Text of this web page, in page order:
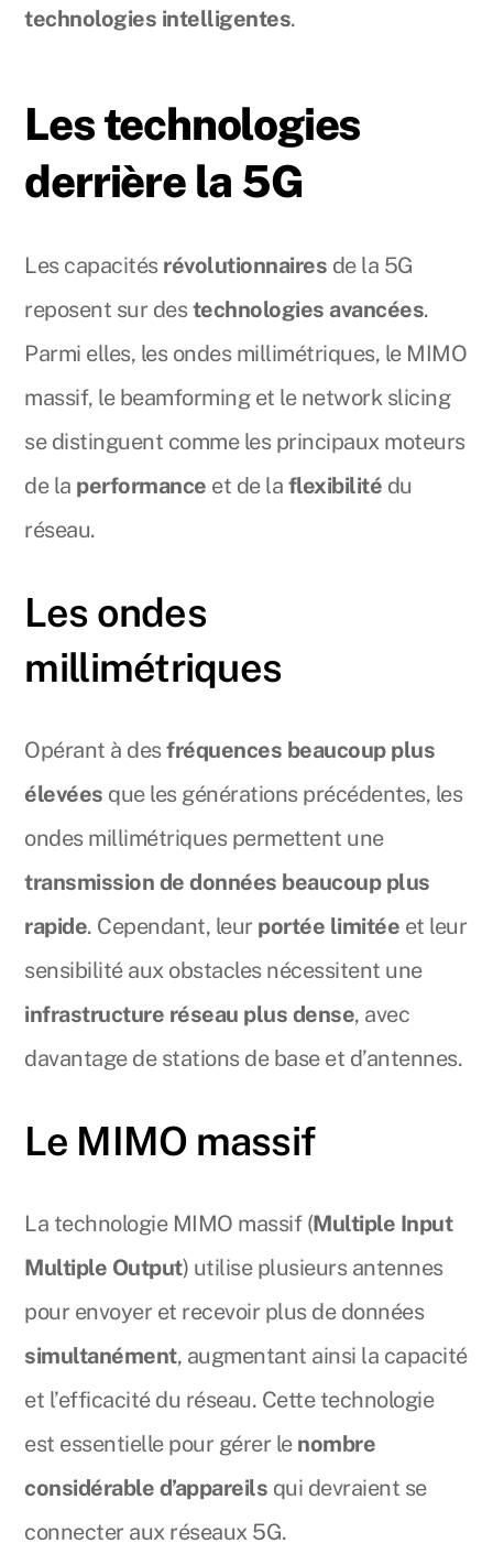
technologies intelligentes.
Les technologies
derrière la 5G
Les capacités révolutionnaires de la 5G
reposent sur destechnologies avancées.
Parmi elles, les ondes millimétriques, le MIMO
massif, le beamforming et le network slicing
se distinguent comme les principaux moteurs
de la performance et de la flexibilité du
réseau.
Les ondes
millimétriques
Opérant à desfréquences beaucoup plus
élevées que les générations précédentes, les
ondes millimétriques permettent une
transmission de données beaucoup plus
rapide. Cependant, leur portée limitée et leur
sensibilité aux obstacles nécessitent une
infrastructure réseau plus dense, avec
davantage de stations de base et d’antennes.
Le MIMO massif
La technologie MIMO massif (Multiple Input
Multiple Output) utilise plusieurs antennes
pour envoyer et recevoir plus de données
simultanément, augmentant ainsi la capacité
et l’efficacité du réseau. Cette technologie
est essentielle pour gérer le nombre
considérable d’appareils qui devraient se
connecter aux réseaux 5G.